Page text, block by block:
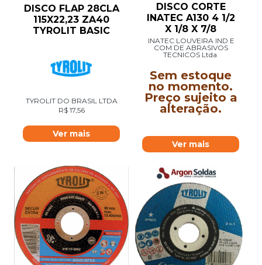
DISCO FLAP 28CLA
115X22,23 ZA40
TYROLIT BASIC
TYROLIT DO BRASIL LTDA
R$17,56
Ver mais
DISCO CORTE
INATEC A130 4 1/2
X 1/8 X 7/8
INATEC LOUVEIRA IND E
COM DE ABRASIVOS
TECNICOS Ltda
Sem estoque
no momento.
Preço sujeito a
alteração.
Ver mais